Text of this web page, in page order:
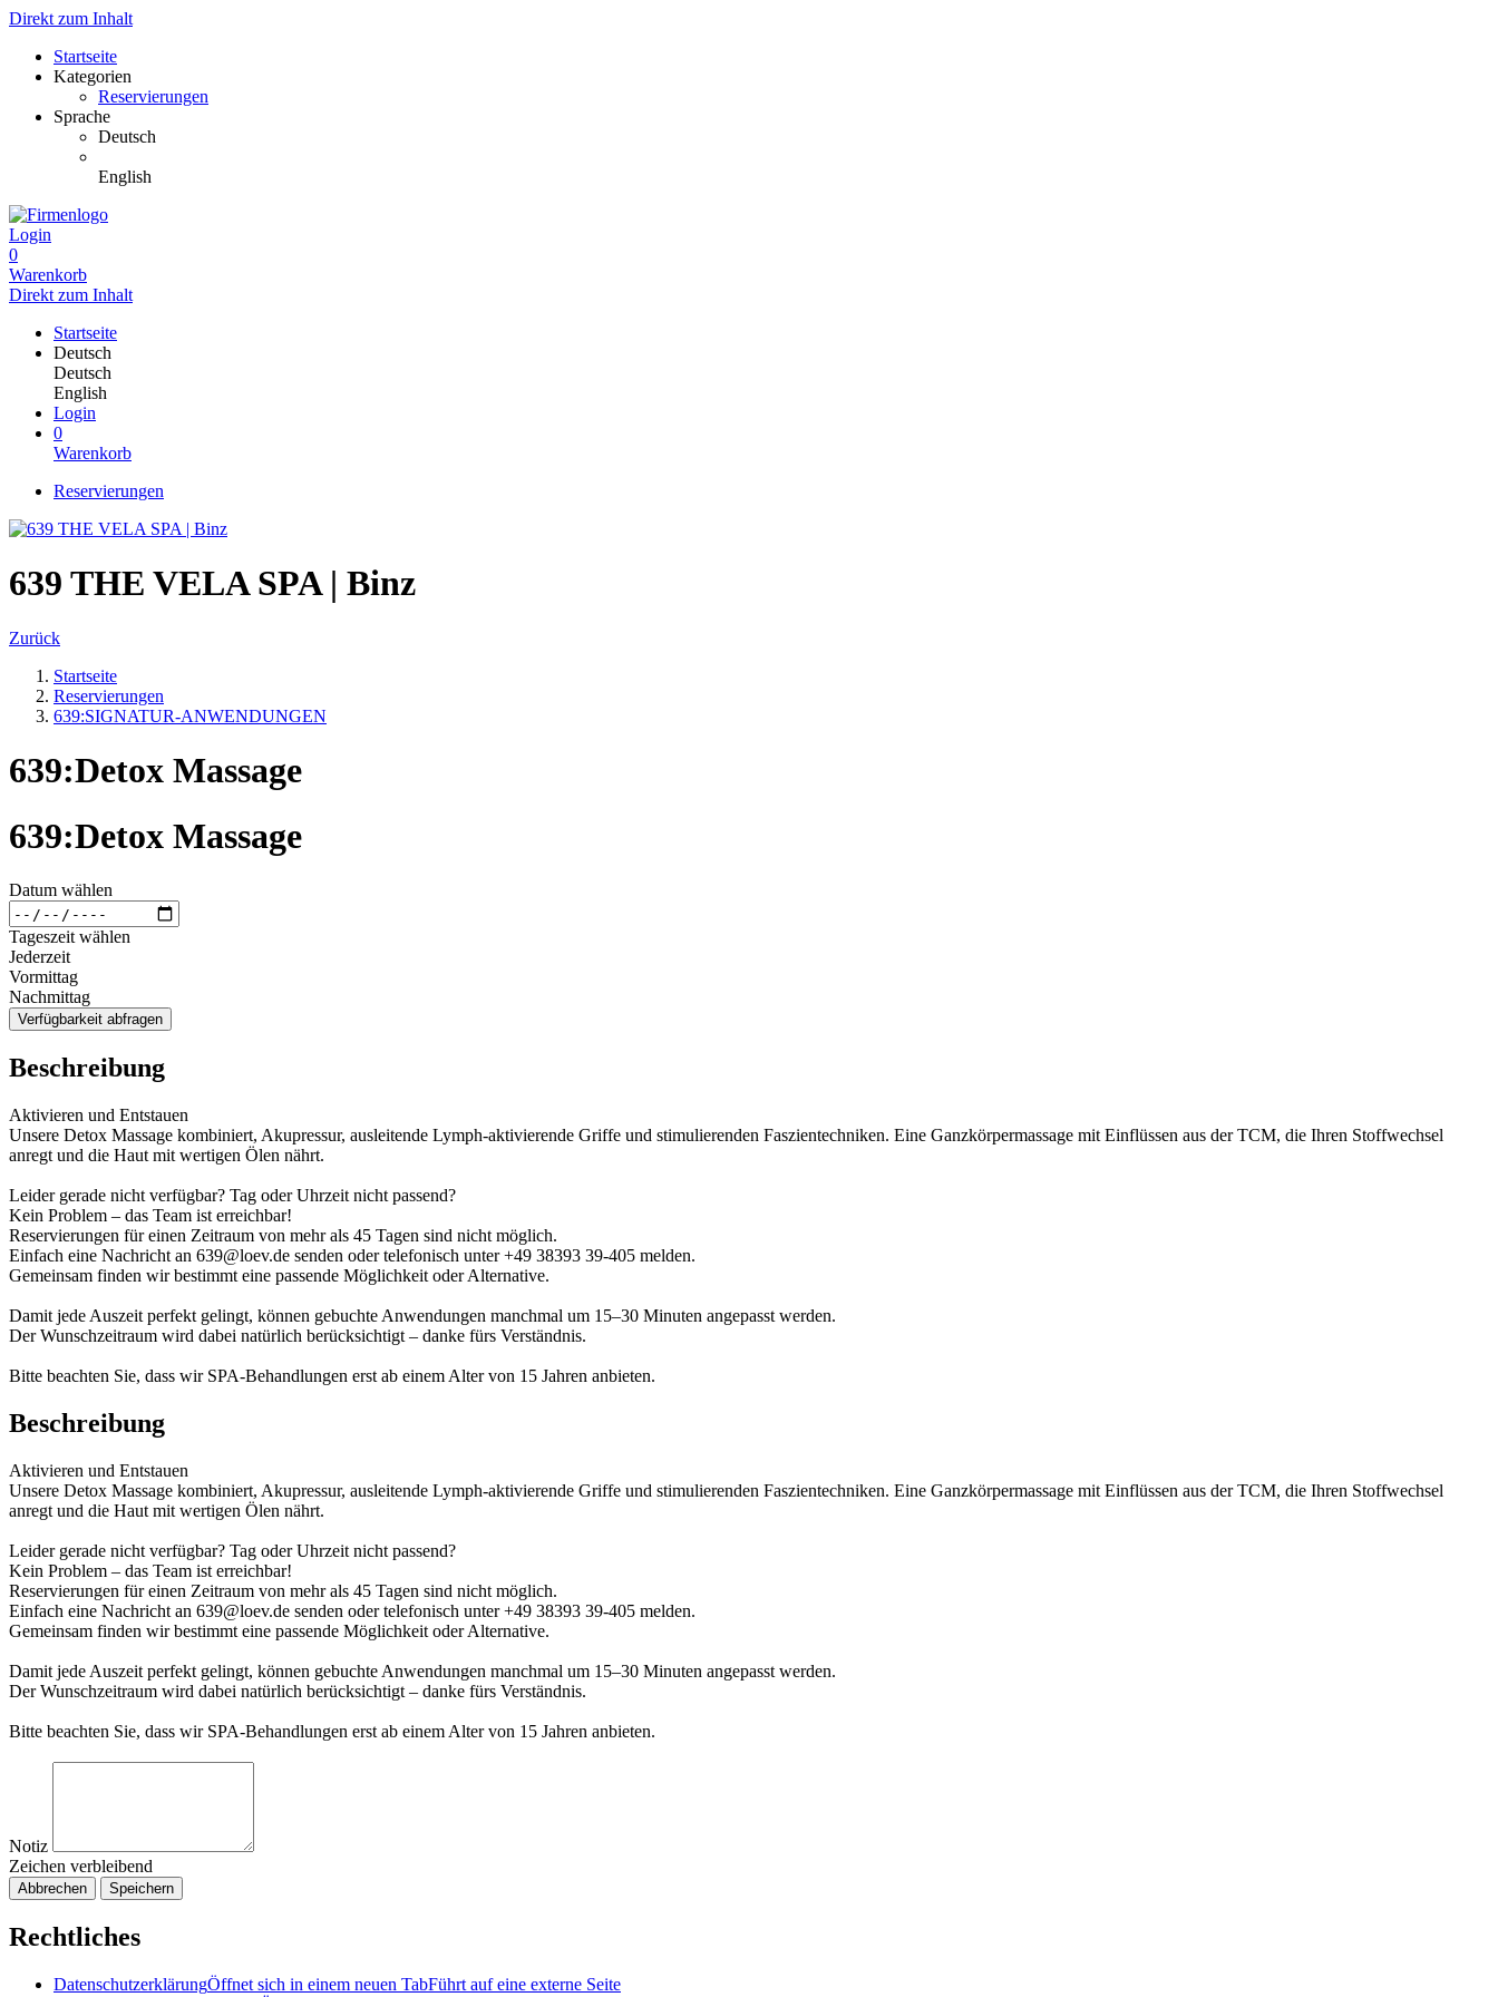
Direkt zum Inhalt
Startseite
Kategorien
Reservierungen
Sprache
Deutsch
English
Login
0
Warenkorb
Direkt zum Inhalt
Startseite
Deutsch
Deutsch
English
Login
0
Warenkorb
Reservierungen
639 THE VELA SPA | Binz
Zurück
Startseite
Reservierungen
639:SIGNATUR-ANWENDUNGEN
639:Detox Massage
639:Detox Massage
Datum wählen
Tageszeit wählen
Jederzeit
Vormittag
Nachmittag
Verfügbarkeit abfragen
Beschreibung
Aktivieren und Entstauen
Unsere Detox Massage kombiniert, Akupressur, ausleitende Lymph-aktivierende Griffe und stimulierenden Faszientechniken. Eine Ganzkörpermassage mit Einflüssen aus der TCM, die Ihren Stoffwechsel
anregt und die Haut mit wertigen Ölen nährt.
Leider gerade nicht verfügbar? Tag oder Uhrzeit nicht passend?
Kein Problem – das Team ist erreichbar!
Reservierungen für einen Zeitraum von mehr als 45 Tagen sind nicht möglich.
Einfach eine Nachricht an 639@loev.de senden oder telefonisch unter +49 38393 39-405 melden.
Gemeinsam finden wir bestimmt eine passende Möglichkeit oder Alternative.
Damit jede Auszeit perfekt gelingt, können gebuchte Anwendungen manchmal um 15–30 Minuten angepasst werden.
Der Wunschzeitraum wird dabei natürlich berücksichtigt – danke fürs Verständnis.
Bitte beachten Sie, dass wir SPA-Behandlungen erst ab einem Alter von 15 Jahren anbieten.
Beschreibung
Aktivieren und Entstauen
Unsere Detox Massage kombiniert, Akupressur, ausleitende Lymph-aktivierende Griffe und stimulierenden Faszientechniken. Eine Ganzkörpermassage mit Einflüssen aus der TCM, die Ihren Stoffwechsel
anregt und die Haut mit wertigen Ölen nährt.
Leider gerade nicht verfügbar? Tag oder Uhrzeit nicht passend?
Kein Problem – das Team ist erreichbar!
Reservierungen für einen Zeitraum von mehr als 45 Tagen sind nicht möglich.
Einfach eine Nachricht an 639@loev.de senden oder telefonisch unter +49 38393 39-405 melden.
Gemeinsam finden wir bestimmt eine passende Möglichkeit oder Alternative.
Damit jede Auszeit perfekt gelingt, können gebuchte Anwendungen manchmal um 15–30 Minuten angepasst werden.
Der Wunschzeitraum wird dabei natürlich berücksichtigt – danke fürs Verständnis.
Bitte beachten Sie, dass wir SPA-Behandlungen erst ab einem Alter von 15 Jahren anbieten.
Notiz
Zeichen verbleibend
Abbrechen Speichern
Rechtliches
DatenschutzerklärungÖffnet sich in einem neuen TabFührt auf eine externe Seite